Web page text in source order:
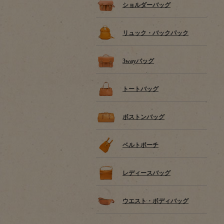
ショルダーバッグ
リュック・バックパック
3wayバッグ
トートバッグ
ボストンバッグ
ベルトポーチ
レディースバッグ
ウエスト・ボディバッグ